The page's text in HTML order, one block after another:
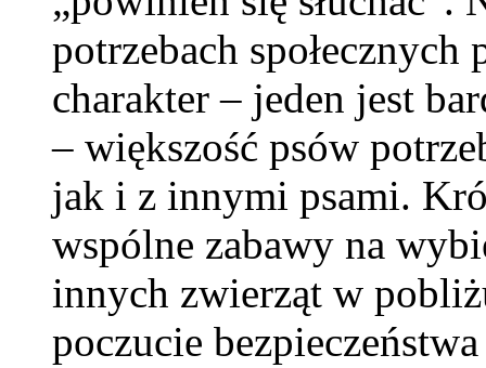
potrzebach
charakter – jeden jest
– większość psów
jak i z innymi psami.
wspólne zabawy na
innych zwierząt w
poczucie